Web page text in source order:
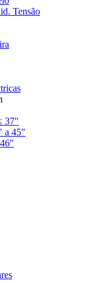
Tensão
37"
a 45"